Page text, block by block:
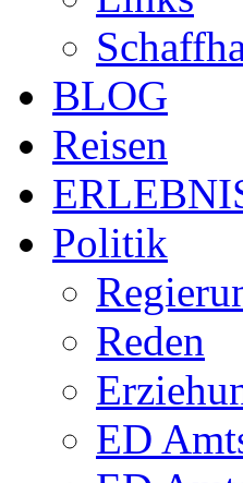
BLOG
Reisen
Politik
Reden
ED